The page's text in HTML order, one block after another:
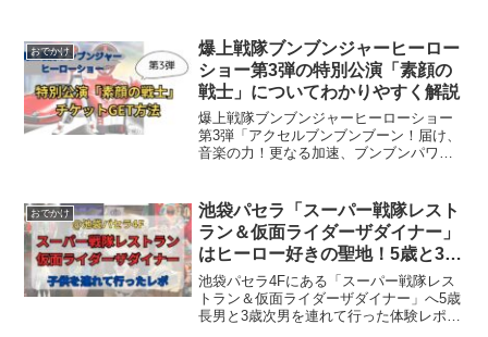
気になるトイレ環境、ベビー休憩室など
もご紹介します。
おでかけ
爆上戦隊ブンブンジャーヒーロー
ショー第3弾の特別公演「素顔の
戦士」についてわかりやすく解説
爆上戦隊ブンブンジャーヒーローショー
第3弾「アクセルブンブンブーン！届け、
音楽の力！更なる加速、ブンブンパワー
ね。この特別公演はブンブンジャーの俳
優さんたちも出演...
おでかけ
池袋パセラ「スーパー戦隊レスト
ラン＆仮面ライダーザダイナー」
はヒーロー好きの聖地！5歳と3歳
を連れて行った体験レポ
池袋パセラ4Fにある「スーパー戦隊レス
トラン＆仮面ライダーザダイナー」へ5歳
長男と3歳次男を連れて行った体験レポで